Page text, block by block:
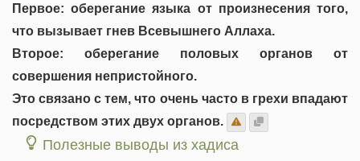
Первое: оберегание языка от произнесения того,
что вызывает гнев Всевышнего Аллаха.
Второе: оберегание половых органов от
совершения непристойного.
Это связано с тем, что очень часто в грехи впадают
посредством этих двух органов.
Полезные выводы из хадиса